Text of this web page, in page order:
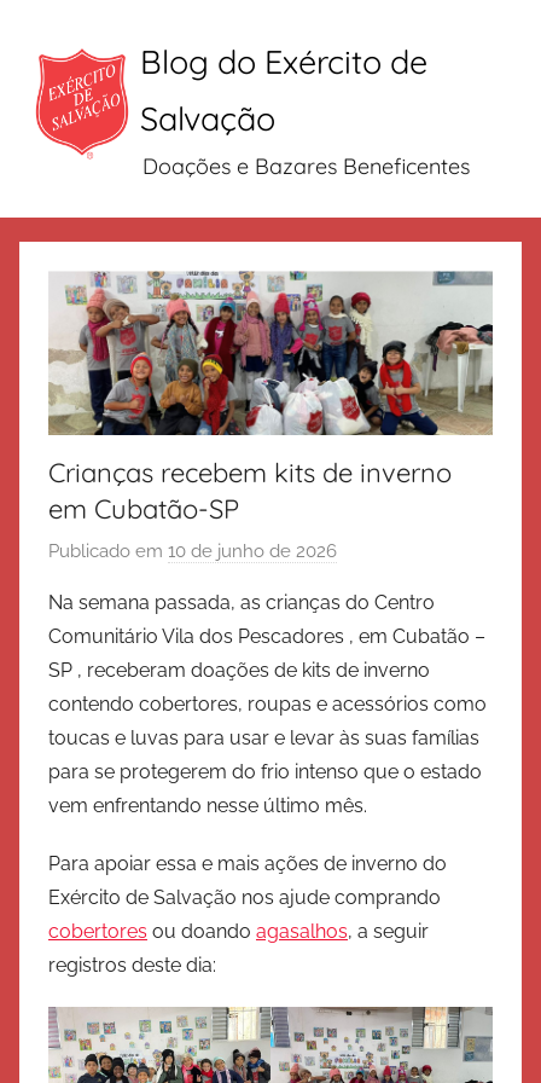
conteúdo
Blog do Exército de
Salvação
Doações e Bazares Beneficentes
Crianças recebem kits de inverno
em Cubatão-SP
Publicado em 10 de junho de 2026
r
E
x
é
r
c
i
o
d
e
l
v
Na semana passada, as crianças do Centro
Comunitário Vila dos Pescadores , em Cubatão –
SP , receberam doações de kits de inverno
contendo cobertores, roupas e acessórios como
toucas e luvas para usar e levar às suas famílias
para se protegerem do frio intenso que o estado
vem enfrentando nesse último mês.
Para apoiar essa e mais ações de inverno do
Exército de Salvação nos ajude comprando
cobertores ou doando agasalhos, a seguir
registros deste dia: